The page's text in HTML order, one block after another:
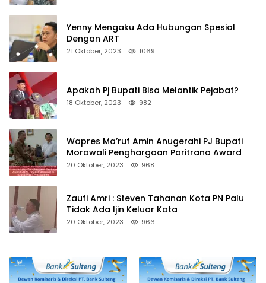
Yenny Mengaku Ada Hubungan Spesial
Dengan ART
21 Oktober, 2023 1069
Apakah Pj Bupati Bisa Melantik Pejabat?
18 Oktober, 2023 982
Wapres Ma’ruf Amin Anugerahi PJ Bupati
Morowali Penghargaan Paritrana Award
20 Oktober, 2023 968
Zaufi Amri : Steven Tahanan Kota PN Palu
Tidak Ada Ijin Keluar Kota
20 Oktober, 2023 966